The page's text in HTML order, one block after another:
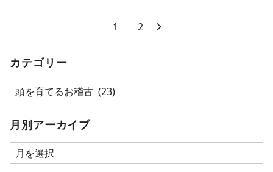
1 2
カテゴリー
カ
テ
ゴ
ー
月別アーカイブ
月
別